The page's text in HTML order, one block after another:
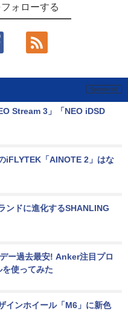
ォローする
Stream 3」「NEO iDSD
iFLYTEK「AINOTE 2」はな
ンドに進化するSHANLING
ー過去最安! Anker注目プロ
使ってみた
インホイール「M6」に新色